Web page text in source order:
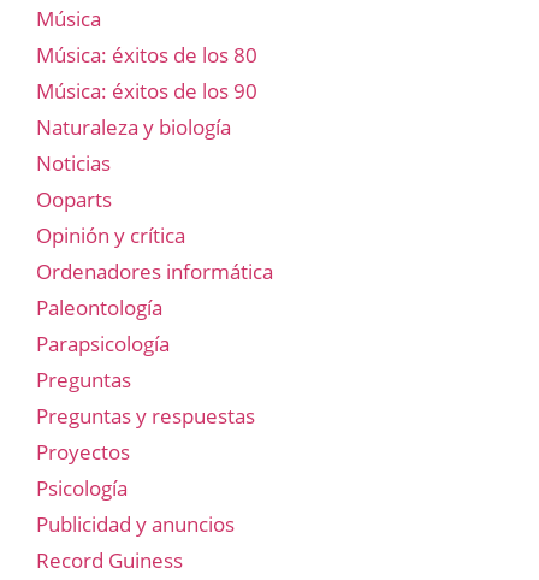
Música
Música: éxitos de los 80
Música: éxitos de los 90
Naturaleza y biología
Noticias
Ooparts
Opinión y crítica
Ordenadores informática
Paleontología
Parapsicología
Preguntas
Preguntas y respuestas
Proyectos
Psicología
Publicidad y anuncios
Record Guiness